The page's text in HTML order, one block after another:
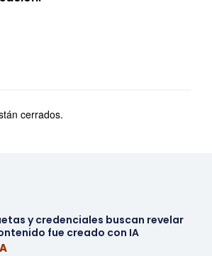
cerrados.
y credenciales buscan revelar
fue creado con IA